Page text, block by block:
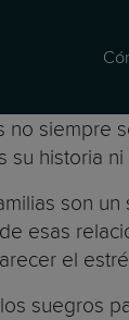
no siempre
su historia
son un
esas
el
suegros